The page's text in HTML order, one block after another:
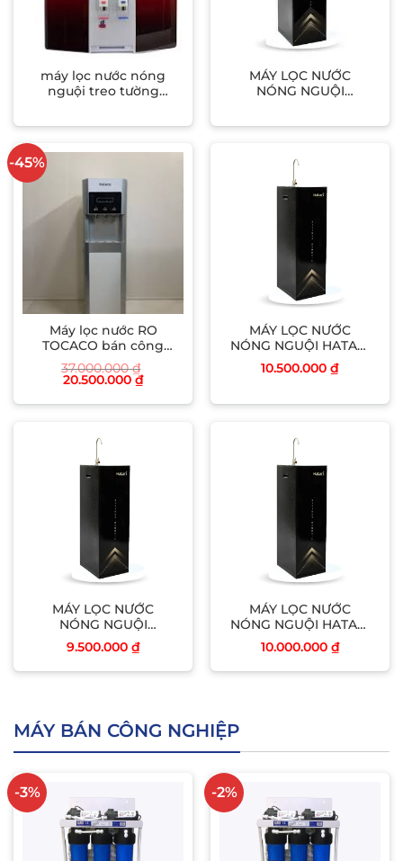
máy lọc nước nóng
nguội treo tường
MÁY LỌC NƯỚC
NÓNG NGUỘI
-45%
Máy lọc nước RO
TOCACO bán công
nghiệp TCRO30NL
37.000.000₫
Giá
là:
20.500.000 ₫Giá
hiện
tại
MÁY LỌC NƯỚC
NÓNG NGUỘI HATARI
(H10NS)
10.500.000 ₫
MÁY LỌC NƯỚC
NÓNG NGUỘI
HATARI(H08NS)
9.500.000 ₫
MÁY LỌC NƯỚC
NÓNG NGUỘI HATARI
(H09NS)
10.000.000 ₫
MÁY BÁN CÔNG NGHIỆP
-3% -2%